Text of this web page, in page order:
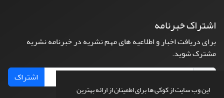
این وب سایت از کوکی ها برای اطمینان از ارائه بهترین
اشتراک خبرنامه
برای دریافت اخبار و اطلاعیه های مهم نشریه در خبرنامه نشریه
مشترک شوید.
اشتراک